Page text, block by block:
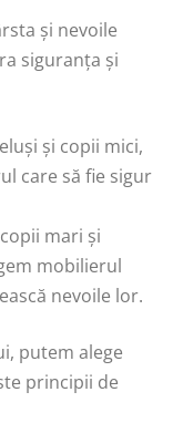
și nevoile
siguranța și
și copii mici,
care să fie sigur
mari și
mobilierul
nevoile lor.
putem alege
principii de